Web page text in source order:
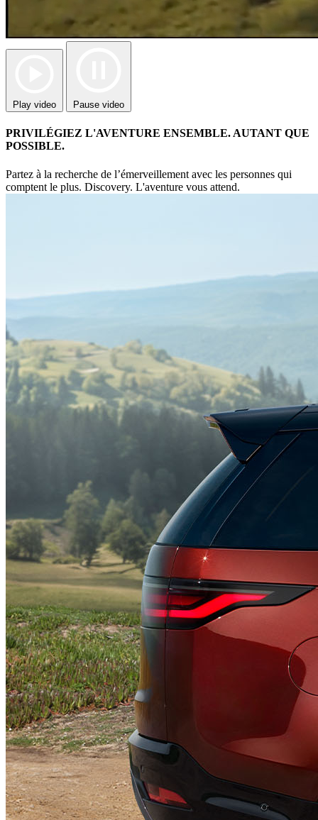
Play video Pause video
PRIVILÉGIEZ L'AVENTURE ENSEMBLE. AUTANT QUE
POSSIBLE.
Partez à la recherche de l’émerveillement avec les personnes qui
comptent le plus. Discovery. L'aventure vous attend.